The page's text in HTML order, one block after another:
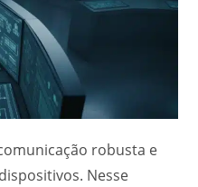
robusta e
Nesse